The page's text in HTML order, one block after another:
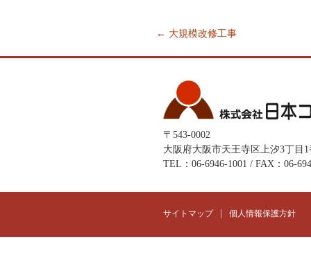
Post
navigation
← 大規模改修工事
〒543-0002
大阪府大阪市天王寺区上汐3丁目
TEL：06-6946-1001 / FAX：06-
サイトマップ 個人情報保護方針